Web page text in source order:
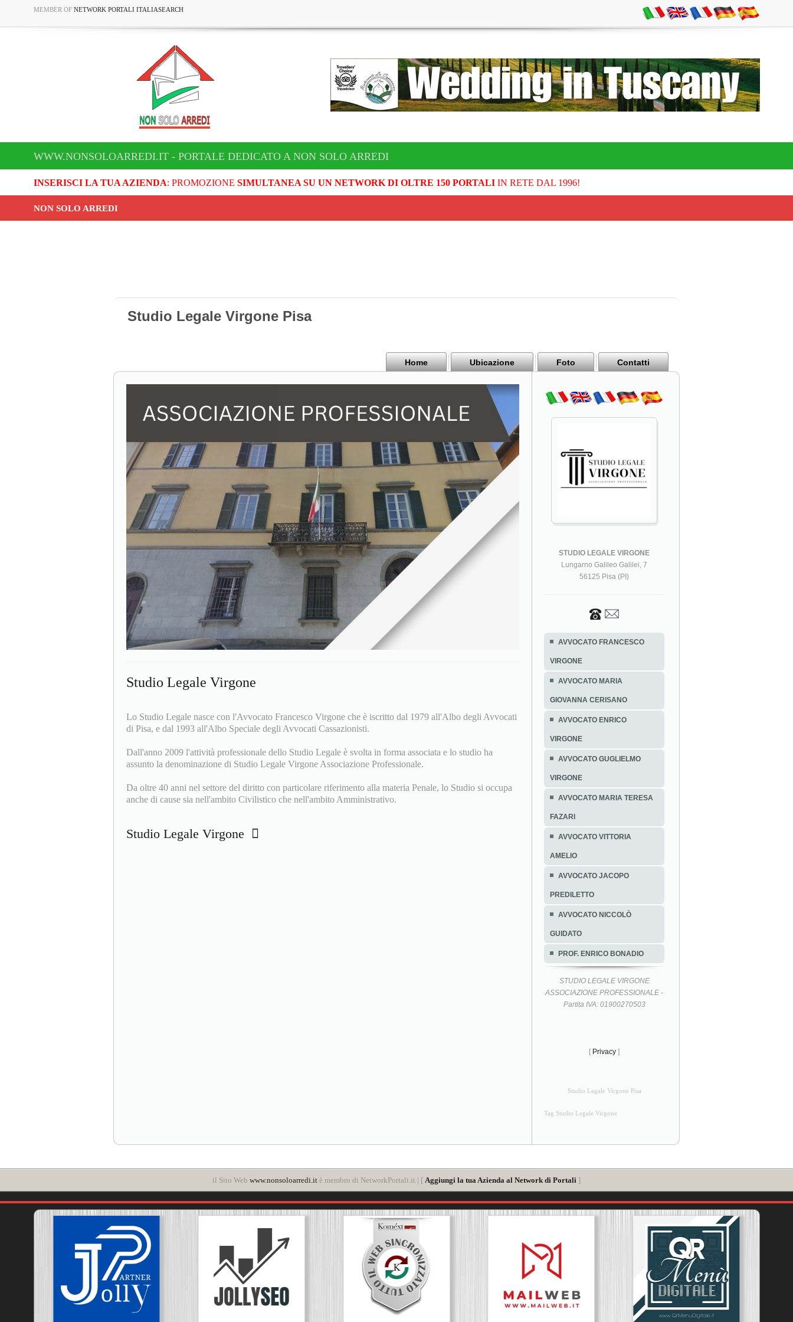
MEMBER OF NETWORK PORTALI ITALIASEARCH
WWW.NONSOLOARREDI.IT - PORTALE DEDICATO A NON SOLO ARREDI
INSERISCI LA TUA AZIENDA: PROMOZIONE SIMULTANEA SU UN NETWORK DI OLTRE 150 PORTALIIN RETE DAL 1996!
NON SOLO ARREDI
Studio Legale Virgone Pisa
Home Ubicazione Foto Contatti
Studio Legale Virgone
Lo Studio Legale nasce con l'Avvocato Francesco Virgone che è iscritto dal 1979 all'Albo degli Avvocati
di Pisa, e dal 1993 all'Albo Speciale degli Avvocati Cassazionisti.
Dall'anno 2009 l'attività professionale dello Studio Legale è svolta in forma associata e lo studio ha
assunto la denominazione di Studio Legale Virgone Associazione Professionale.
Da oltre 40 anni nel settore del diritto con particolare riferimento alla materia Penale, lo Studio si occupa
anche di cause sia nell'ambito Civilistico che nell'ambito Amministrativo.
Studio Legale Virgone
STUDIO LEGALE VIRGONE
Lungarno Galileo Galilei, 7
56125 Pisa (PI)
AVVOCATO FRANCESCO
VIRGONE
AVVOCATO MARIA
GIOVANNA CERISANO
AVVOCATO ENRICO
VIRGONE
AVVOCATO GUGLIELMO
VIRGONE
AVVOCATO MARIA TERESA
FAZARI
AVVOCATO VITTORIA
AMELIO
AVVOCATO JACOPO
PREDILETTO
AVVOCATO NICCOLÒ
GUIDATO
PROF. ENRICO BONADIO
STUDIO LEGALE VIRGONE
ASSOCIAZIONE PROFESSIONALE -
Partita IVA: 01900270503
[ Privacy ]
Studio Legale Virgone Pisa
Tag Studio Legale Virgone
il Sito Web www.nonsoloarredi.it è membro di NetworkPortali.it | [ Aggiungi la tua Azienda al Network di Portali ]